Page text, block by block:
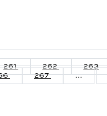
261 262
263
267
...